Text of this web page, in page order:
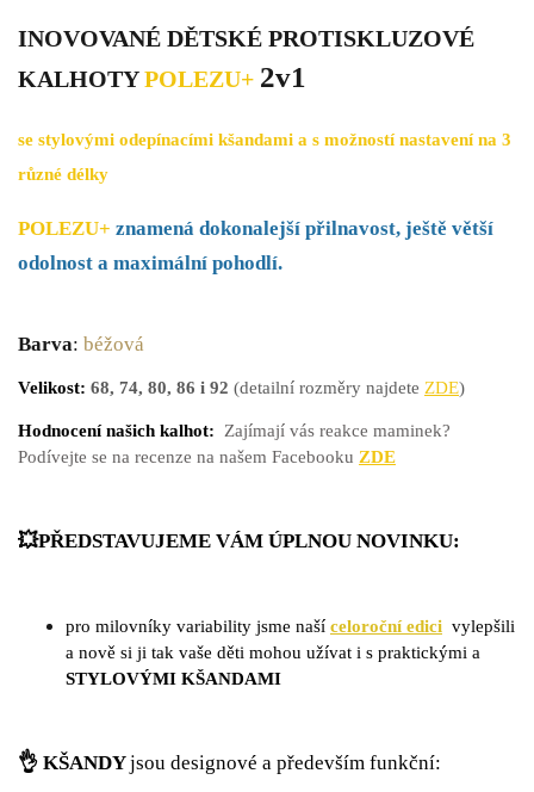
INOVOVANÉ DĚTSKÉ PROTISKLUZOVÉ
KALHOTYPOLEZU+ 2v1
se stylovými odepínacími kšandami a s možností nastavení na 3
různé délky
POLEZU+ znamená dokonalejší přilnavost, ještě větší
odolnost a maximální pohodlí.
Barva: béžová
Velikost: 68, 74, 80, 86 i 92 (detailní rozměry najdete ZDE)
Hodnocení našich kalhot: Zajímají vás reakce maminek?
Podívejte se na recenze na našem Facebooku ZDE
💥PŘEDSTAVUJEME VÁM ÚPLNOU NOVINKU:
pro milovníky variability jsme naší celoroční edici vylepšili
a nově si ji tak vaše děti mohou užívat i s praktickými a
STYLOVÝMI KŠANDAMI
👌 KŠANDYjsou designové a především funkční: